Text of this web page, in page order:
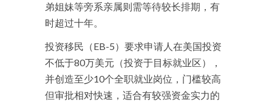
弟姐妹等旁系亲属则需等待较长排期，有
时超过十年。
投资移民（EB-5）要求申请人在美国投资
不低于80万美元（投资于目标就业区），
并创造至少10个全职就业岗位，门槛较高
但审批相对快速，适合有较强资金实力的